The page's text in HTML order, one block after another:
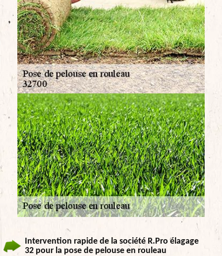
Intervention rapide de la société R.Pro élagage
32 pour la pose de pelouse en rouleau